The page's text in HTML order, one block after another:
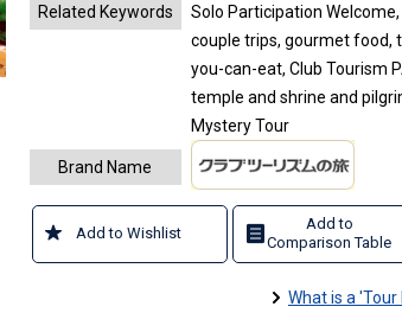
Related Keywords
Solo Participation
couple trips, gourmet food,
you-can-eat, Club Tourism
temple and shrine and
Mystery Tour
Brand Name
Add to Wishlist
Add to
Comparison Table
What is a